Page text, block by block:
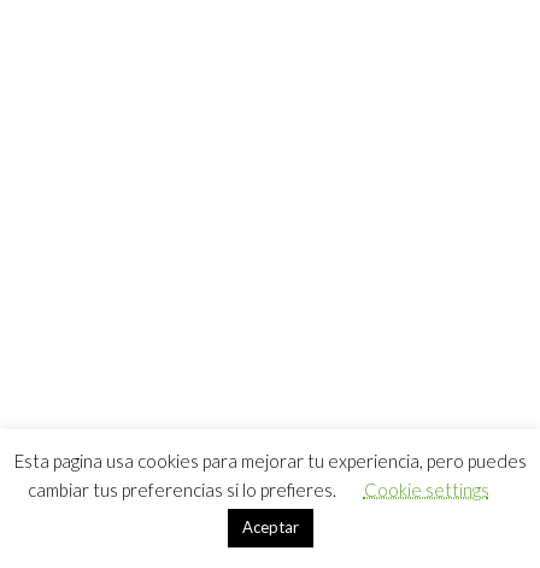
Esta pagina usa cookies para mejorar tu experiencia, pero puedes
cambiar tus preferencias si lo prefieres.
Cookie settings
Aceptar